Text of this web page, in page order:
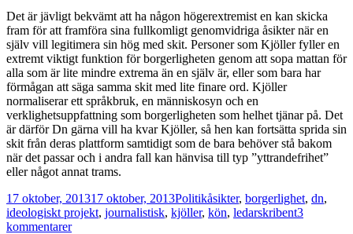
Det är jävligt bekvämt att ha någon högerextremist en kan skicka
fram för att framföra sina fullkomligt genomvidriga åsikter när en
själv vill legitimera sin hög med skit. Personer som Kjöller fyller en
extremt viktigt funktion för borgerligheten genom att sopa mattan för
alla som är lite mindre extrema än en själv är, eller som bara har
förmågan att säga samma skit med lite finare ord. Kjöller
normaliserar ett språkbruk, en människosyn och en
verklighetsuppfattning som borgerligheten som helhet tjänar på. Det
är därför Dn gärna vill ha kvar Kjöller, så hen kan fortsätta sprida sin
skit från deras plattform samtidigt som de bara behöver stå bakom
när det passar och i andra fall kan hänvisa till typ ”yttrandefrihet”
eller något annat trams.
Postat
17 oktober, 201317 oktober, 2013Kategorier
PolitikTaggar
åsikter, borgerlighet, dn,
ideologiskt projekt, journalistisk, kjöller, kön, ledarskribent3
kommentarertill